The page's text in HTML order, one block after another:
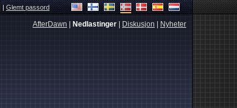
|Glemt passord
AfterDawn Nedlastinger Diskusjon Nyheter